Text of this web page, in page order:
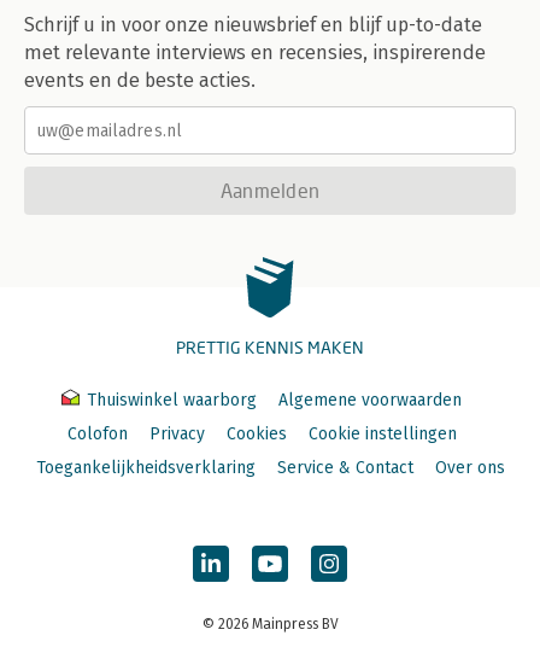
Schrijf u in voor onze nieuwsbrief en blijf up-to-date
met relevante interviews en recensies, inspirerende
events en de beste acties.
Aanmelden
PRETTIG KENNIS MAKEN
Thuiswinkel waarborg
Algemene voorwaarden
Colofon
Privacy Cookies
Cookie instellingen
Toegankelijkheidsverklaring
Service & Contact Over ons
© 2026 Mainpress BV